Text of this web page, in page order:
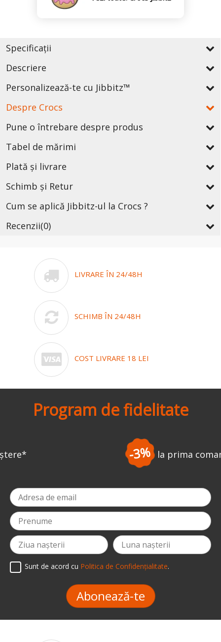
Specificații
Descriere
Personalizează-te cu Jibbitz™
Despre Crocs
Pune o întrebare despre produs
Tabel de mărimi
Plată și livrare
Schimb și Retur
Cum se aplică Jibbitz-ul la Crocs ?
Recenzii(0)
LIVRARE ÎN 24/48H
SCHIMB ÎN 24/48H
COST LIVRARE 18 LEI
Program de fidelitate
la prima comandă *
Sunt de acord cu Politica de Confidențialitate.
Abonează-te